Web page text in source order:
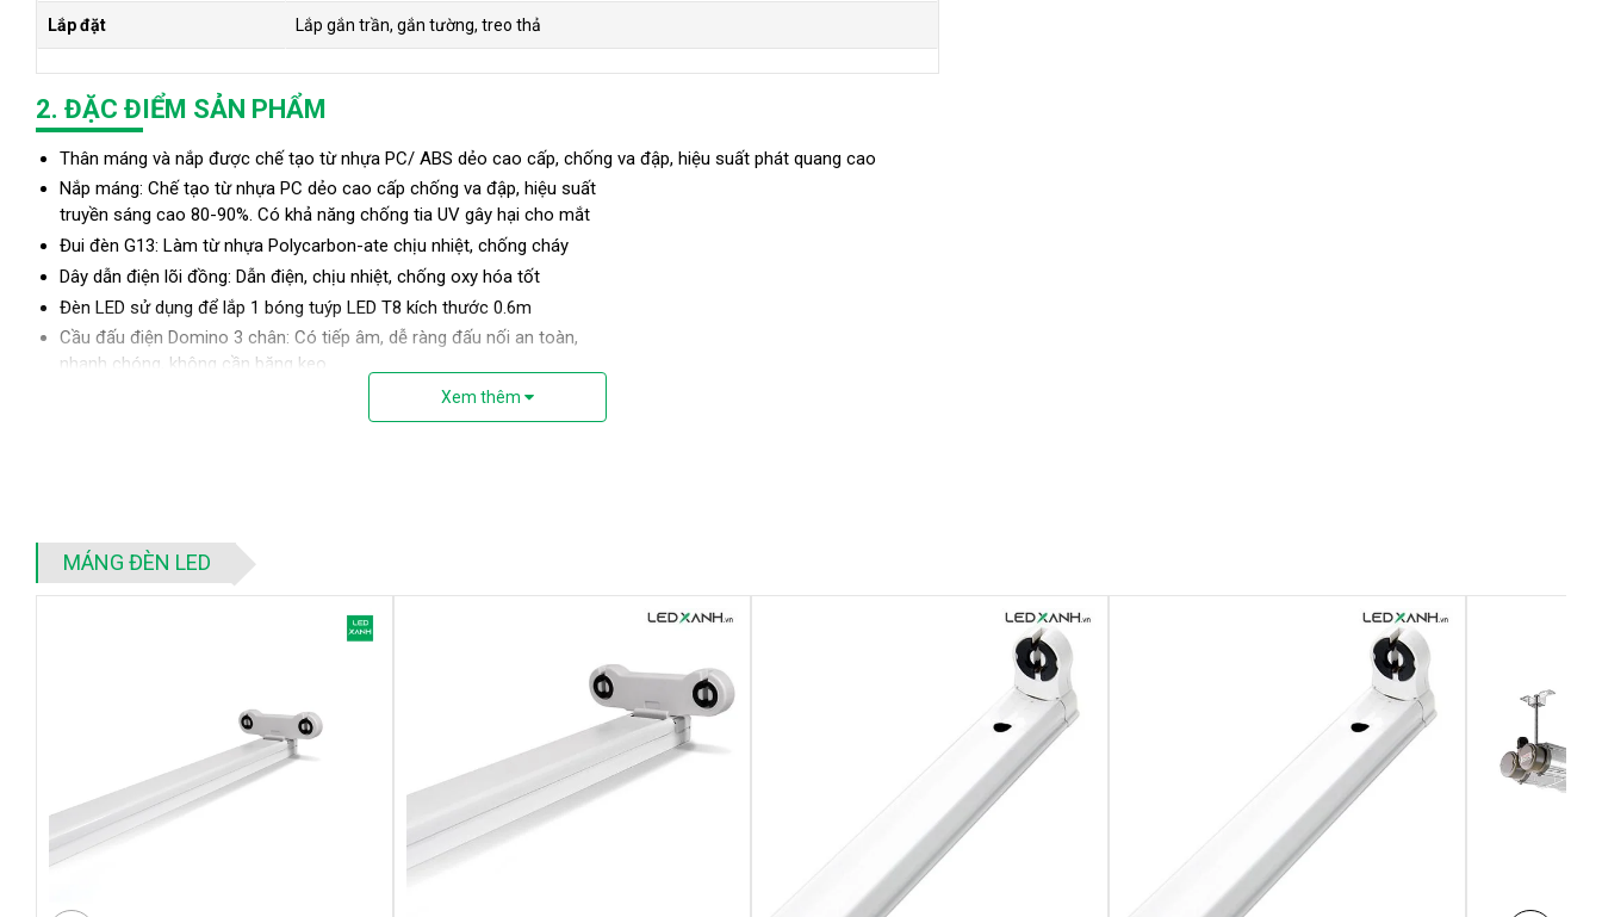
Lắp đặt Lắp gắn trần, gắn tường, treo thả
2. ĐẶC ĐIỂM SẢN PHẨM
Thân máng và nắp được chế tạo từ nhựa PC/ ABS dẻo cao cấp, chống va đập, hiệu suất phát quang cao
Nắp máng: Chế tạo từ nhựa PC dẻo cao cấp chống va đập, hiệu suất
truyền sáng cao 80-90%. Có khả năng chống tia UV gây hại cho mắt
Đui đèn G13: Làm từ nhựa Polycarbon-ate chịu nhiệt, chống cháy
Dây dẫn điện lõi đồng: Dẫn điện, chịu nhiệt, chống oxy hóa tốt
Đèn LED sử dụng để lắp 1 bóng tuýp LED T8 kích thước 0.6m
Cầu đấu điện Domino 3 chân: Có tiếp âm, dễ ràng đấu nối an toàn,
nhanh chóng, không cần băng keo
Lắp đặt: Lắp gắn trần, gắn tường, treo thả
Xem thêm
MÁNG ĐÈN LED